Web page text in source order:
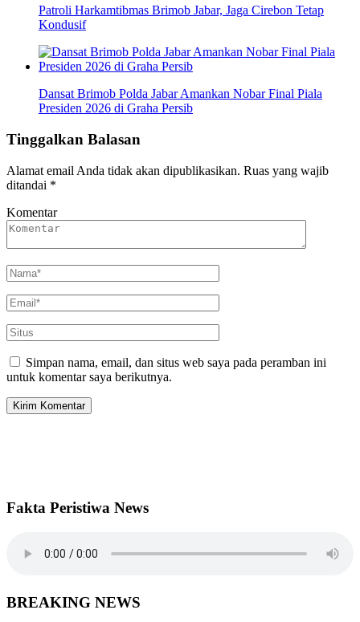
Patroli Harkamtibmas Brimob Jabar, Jaga Cirebon Tetap
Kondusif
Dansat Brimob Polda Jabar Amankan Nobar Final Piala
Presiden 2026 di Graha Persib
Tinggalkan Balasan
Alamat email Anda tidak akan dipublikasikan. Ruas yang wajib
ditandai *
Komentar
Simpan nama, email, dan situs web saya pada peramban ini
untuk komentar saya berikutnya.
Fakta Peristiwa News
BREAKING NEWS